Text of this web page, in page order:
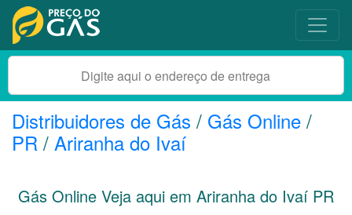
Distribuidores de Gás / Gás Online /
PR / Ariranha do Ivaí
Gás Online Veja aqui em Ariranha do Ivaí PR